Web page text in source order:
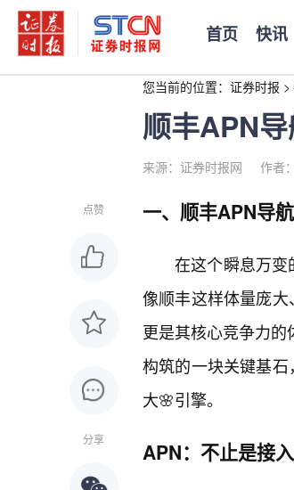
首页 快讯
您当前的位置： 证券时报 >
顺丰APN
来源：证券时报网 作者
点赞
分享
一、顺丰APN导
在这个瞬息万
像顺丰这样体量庞大
更是其核心竞争力的
构筑的一块关键基
大🌸引擎。
APN：不止是接